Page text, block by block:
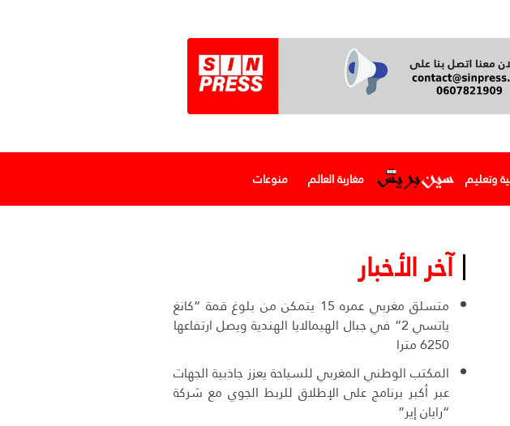
وتعليم مغاربة العالم منوعات
آخر الأخبار
متسلق مغربي عمره 15 يتمكن من بلوغ قمة “كانغ
ياتسي 2” في جبال الهيمالايا الهندية ويصل ارتفاعها
6250 مترا
المكتب الوطني المغربي للسياحة يعزز جاذبية الجهات
عبر أكبر برنامج على الإطلاق للربط الجوي مع شركة
“رايان إير”